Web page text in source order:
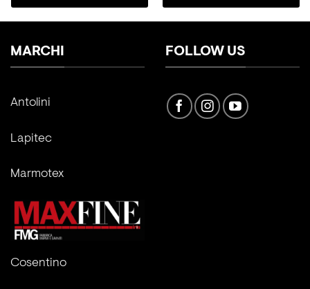
MARCHI
Antolini
Lapitec
Marmotex
Cosentino
FOLLOW US